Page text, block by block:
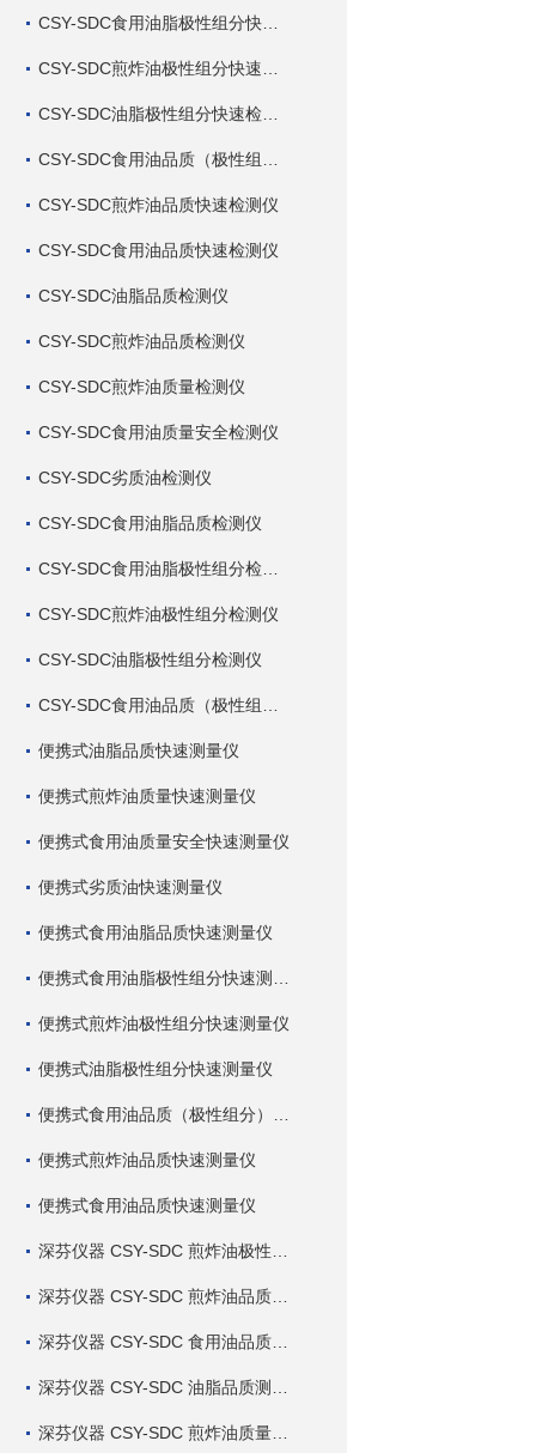
CSY-SDC煎炸油品质快速检测仪
CSY-SDC食用油品质快速检测仪
CSY-SDC油脂品质检测仪
CSY-SDC煎炸油品质检测仪
CSY-SDC煎炸油质量检测仪
CSY-SDC食用油质量安全检测仪
CSY-SDC劣质油检测仪
CSY-SDC食用油脂品质检测仪
CSY-SDC煎炸油极性组分检测仪
CSY-SDC油脂极性组分检测仪
便携式油脂品质快速测量仪
便携式煎炸油质量快速测量仪
便携式食用油质量安全快速测量仪
便携式劣质油快速测量仪
便携式食用油脂品质快速测量仪
便携式煎炸油极性组分快速测量仪
便携式油脂极性组分快速测量仪
便携式煎炸油品质快速测量仪
便携式食用油品质快速测量仪